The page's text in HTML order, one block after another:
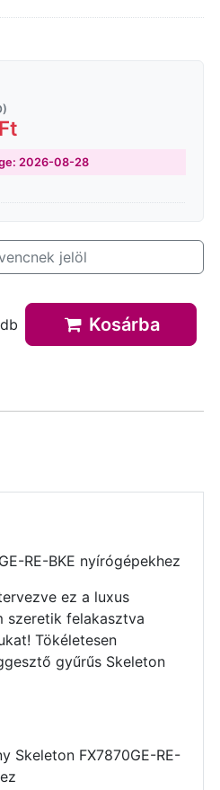
2026-08-28
jelöl
db Kosárba
RE-BKE nyírógépekhez
ez a luxus
szeretik felakasztva
Tökéletesen
gyűrűs Skeleton
Skeleton FX7870GE-RE-